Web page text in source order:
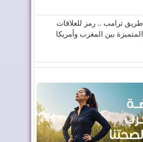
طريق ترامب .. رمز للعلاقات
المتميزة بين المغرب وأمريكا